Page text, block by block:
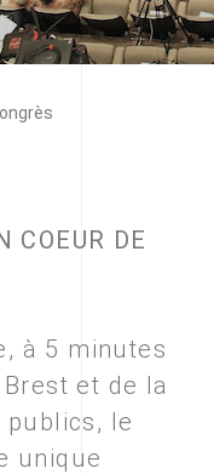
COEUR DE
à 5 minutes
et de la
le
unique